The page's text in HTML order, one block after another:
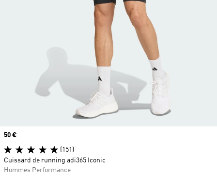
Prix
50 €
(151)
Cuissard de running adi365 Iconic
Hommes Performance